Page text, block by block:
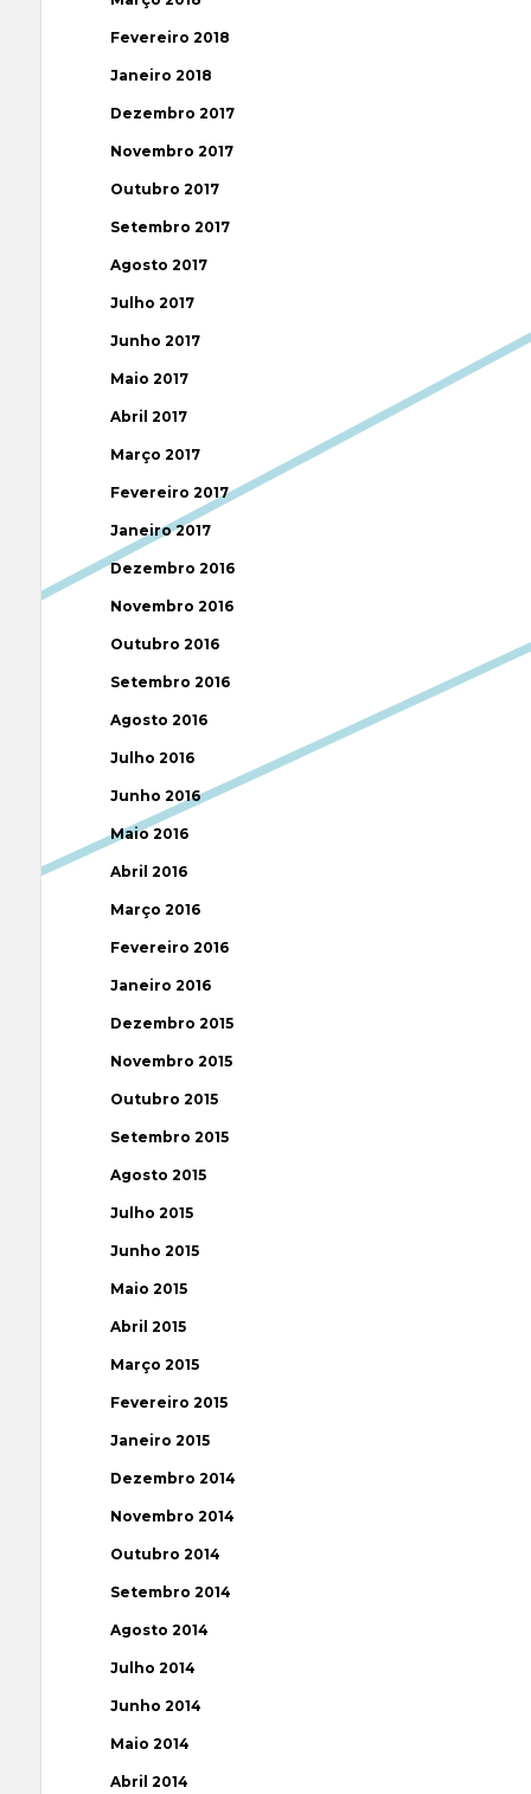
Fevereiro 2018
Janeiro 2018
Dezembro 2017
Novembro 2017
Outubro 2017
Setembro 2017
Agosto 2017
Julho 2017
Junho 2017
Maio 2017
Abril 2017
Março 2017
Fevereiro 2017
Janeiro 2017
Dezembro 2016
Novembro 2016
Outubro 2016
Setembro 2016
Agosto 2016
Julho 2016
Junho 2016
Maio 2016
Abril 2016
Março 2016
Fevereiro 2016
Janeiro 2016
Dezembro 2015
Novembro 2015
Outubro 2015
Setembro 2015
Agosto 2015
Julho 2015
Junho 2015
Maio 2015
Abril 2015
Março 2015
Fevereiro 2015
Janeiro 2015
Dezembro 2014
Novembro 2014
Outubro 2014
Setembro 2014
Agosto 2014
Julho 2014
Junho 2014
Maio 2014
Abril 2014